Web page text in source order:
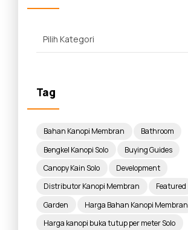
Tag
Bahan Kanopi Membran
Bathroom
Bengkel Kanopi Solo
Buying Guides
Canopy Kain Solo
Development
Distributor Kanopi Membran
Featured
Garden
Harga Bahan Kanopi Membran
Harga kanopi buka tutup per meter Solo